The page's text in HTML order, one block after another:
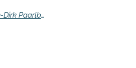
Veroordeelde vastgoedhandelaar Jan-Dirk Paarlberg wil gevangenis voorkomen